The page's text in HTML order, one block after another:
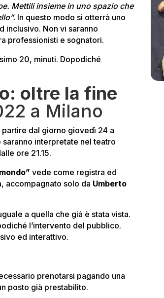
Mettili insieme in uno spazio che
In questo modo si otterrà uno
inclusivo. Non vi saranno
professionisti e sognatori.
20, minuti. Dopodiché
oltre la fine
a Milano
partire dal giorno giovedì 24 a
interpretate nel teatro
ore 21.15.
vede come registra ed
accompagnato solo da Umberto
a quella che già è stata vista.
l’intervento del pubblico.
ed interattivo.
prenotarsi pagando una
posto già prestabilito.